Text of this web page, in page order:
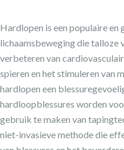
Hardlopen is een populaire en
lichaamsbeweging die talloze
verbeteren van
spieren en het stimuleren van
hardlopen een
hardloopblessures worden
gebruik te maken van
niet-invasieve methode die